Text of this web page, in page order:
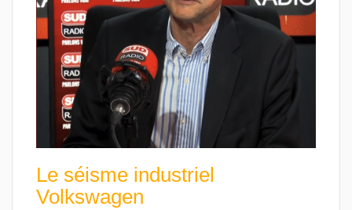
Le séisme industriel
Volkswagen